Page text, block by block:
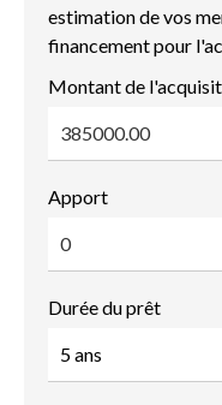
estimation de vos
financement pour
Montant de
Apport
Durée du prêt